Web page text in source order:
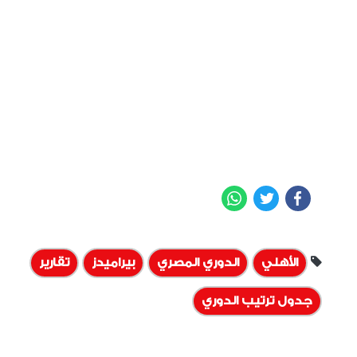
Facebook
Twitter
الأهلي الدوري المصري بيراميدز تقارير
جدول ترتيب الدوري